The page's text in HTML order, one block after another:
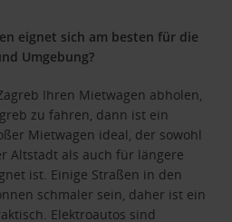
eignet sich am besten für die
Umgebung?
Ihren Mietwagen abholen,
zu fahren, dann ist ein
Mietwagen ideal, der sowohl
Altstadt als auch für längere
ist. Einige Straßen in den
schmaler sein, daher ist ein
Elektroautos sind